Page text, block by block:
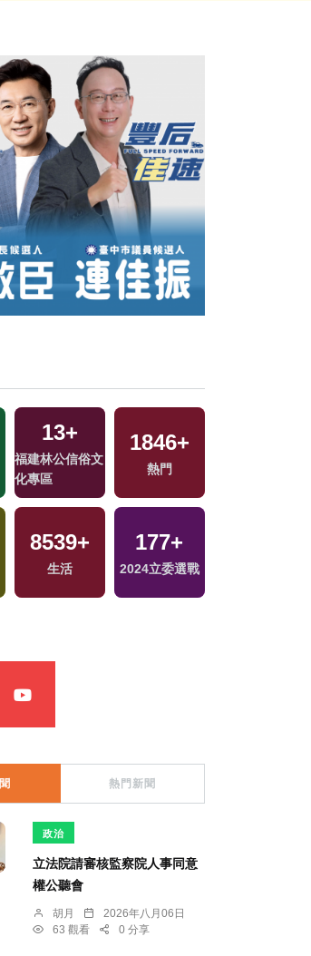
355+
影視
2658+
財經及消費
363+
兩岸
24+
兩岸佛教文化交
流專區
熱門新聞
政治
立法院請審核監察院人事同意
權公聽會
胡月
2026年八月06日
63 觀看
0 分享